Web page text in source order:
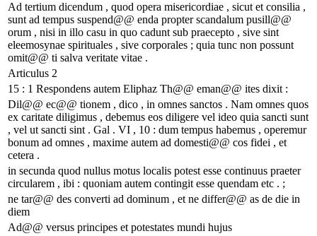
Ad tertium dicendum , quod opera misericordiae , sicut et consilia ,
sunt ad tempus suspend@@ enda propter scandalum pusill@@
orum , nisi in illo casu in quo cadunt sub praecepto , sive sint
eleemosynae spirituales , sive corporales ; quia tunc non possunt
omit@@ ti salva veritate vitae .
Articulus 2
15 : 1 Respondens autem Eliphaz Th@@ eman@@ ites dixit :
Dil@@ ec@@ tionem , dico , in omnes sanctos . Nam omnes quos
ex caritate diligimus , debemus eos diligere vel ideo quia sancti sunt
, vel ut sancti sint . Gal . VI , 10 : dum tempus habemus , operemur
bonum ad omnes , maxime autem ad domesti@@ cos fidei , et
cetera .
in secunda quod nullus motus localis potest esse continuus praeter
circularem , ibi : quoniam autem contingit esse quendam etc . ;
ne tar@@ des converti ad dominum , et ne differ@@ as de die in
diem
Ad@@ versus principes et potestates mundi hujus